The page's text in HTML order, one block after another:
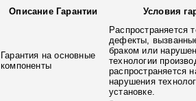
Описание Гарантии Условия
Гарантия на основные
компоненты
Распространяется
дефекты,
браком или
технологии
распространяется
нарушения
установке.